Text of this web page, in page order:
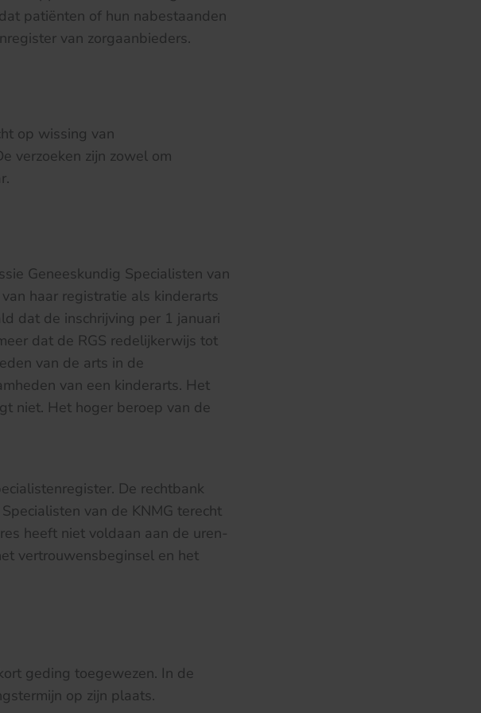
patiënten of hun nabestaanden
van zorgaanbieders.
op wissing van
verzoeken zijn zowel om
Geneeskundig Specialisten van
haar registratie als kinderarts
dat de inschrijving per 1 januari
dat de RGS redelijkerwijs tot
van de arts in de
van een kinderarts. Het
niet. Het hoger beroep van de
De rechtbank
van de KNMG terecht
heeft niet voldaan aan de uren-
vertrouwensbeginsel en het
geding toegewezen. In de
op zijn plaats.